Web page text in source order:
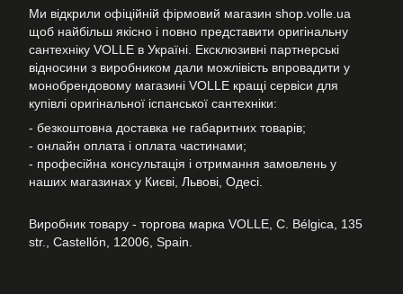
Ми відкрили офіційній фірмовий магазин shop.volle.ua
щоб найбільш якісно і повно представити оригінальну
сантехніку VOLLE в Україні. Ексклюзивні партнерські
відносини з виробником дали можлівість впровадити у
монобрендовому магазині VOLLE кращі сервіси для
купівлі оригінальної іспанської сантехніки:
- безкоштовна доставка не габаритних товарів;
- онлайн оплата і оплата частинами;
- професійна консультація і отримання замовлень у
наших магазинах у Києві, Львові, Одесі.
Виробник товару - торгова марка VOLLE, C. Bélgica, 135
str., Castellón, 12006, Spain.